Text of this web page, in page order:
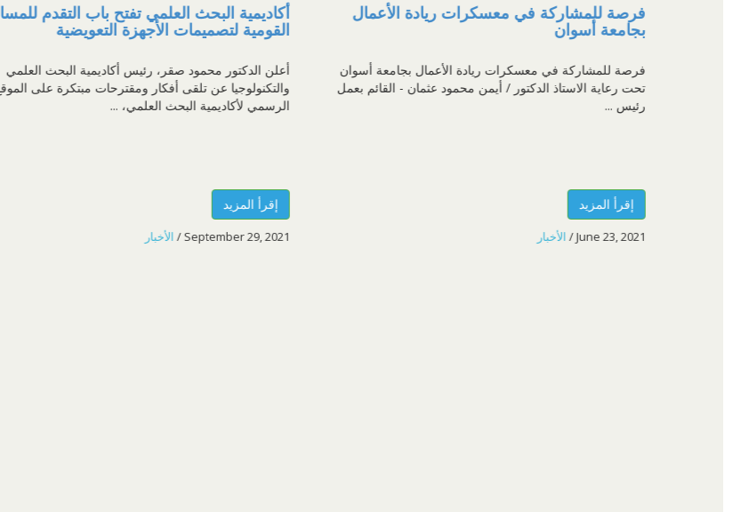
أكاديمية البحث العلمي تفتح باب التقدم للمسابقة
القومية لتصميمات الأجهزة التعويضية
أعلن الدكتور محمود صقر، رئيس أكاديمية البحث العلمي
والتكنولوجيا عن تلقى أفكار ومقترحات مبتكرة على الموقع
الرسمي لأكاديمية البحث العلمي، ...
إقرأ المزيد
September 29, 2021
/الأخبار
فرصة للمشاركة في معسكرات ريادة الأعمال
بجامعة أسوان
فرصة للمشاركة في معسكرات ريادة الأعمال بجامعة أسوان
تحت رعاية الاستاذ الدكتور / أيمن محمود عثمان - القائم بعمل
رئيس ...
إقرأ المزيد
June 23, 2021
/الأخبار